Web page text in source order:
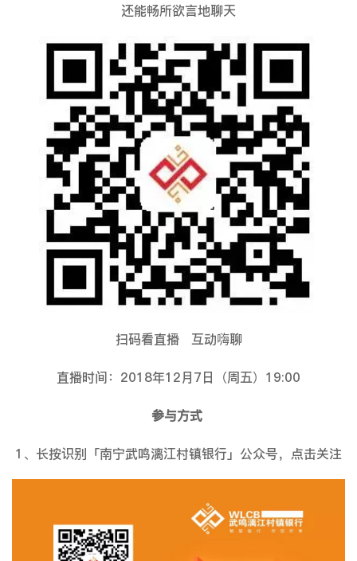
还能畅所欲言地聊天
扫码看直播 互动嗨聊
直播时间：2018年12月7日（周五）19:00
参与方式
1、长按识别「南宁武鸣漓江村镇银行」公众号，点击关注